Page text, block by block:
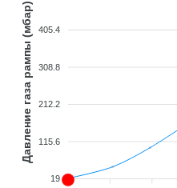
405.4
308.8
212.2
115.6
19
Давление газа рампы (мбар)